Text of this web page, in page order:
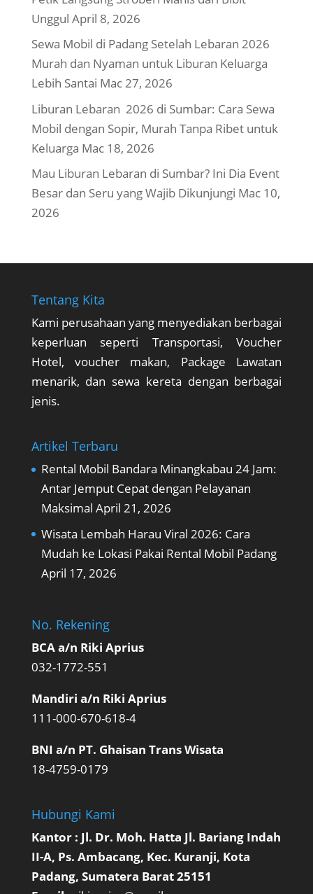
Unggul April 8, 2026
Sewa Mobil di Padang Setelah Lebaran 2026
Murah dan Nyaman untuk Liburan Keluarga
Lebih Santai Mac 27, 2026
Liburan Lebaran 2026 di Sumbar: Cara Sewa
Mobil dengan Sopir, Murah Tanpa Ribet untuk
Keluarga Mac 18, 2026
Mau Liburan Lebaran di Sumbar? Ini Dia Event
Besar dan Seru yang Wajib Dikunjungi Mac 10,
2026
Tentang Kita
Kami perusahaan yang menyediakan berbagai
keperluan seperti Transportasi, Voucher
Hotel, voucher makan, Package Lawatan
menarik, dan sewa kereta dengan berbagai
jenis.
Artikel Terbaru
Rental Mobil Bandara Minangkabau 24 Jam:
Antar Jemput Cepat dengan Pelayanan
Maksimal April 21, 2026
Wisata Lembah Harau Viral 2026: Cara
Mudah ke Lokasi Pakai Rental Mobil Padang
April 17, 2026
No. Rekening
BCA a/n Riki Aprius
032-1772-551
Mandiri a/n Riki Aprius
111-000-670-618-4
BNI a/n PT. Ghaisan Trans Wisata
18-4759-0179
Hubungi Kami
Kantor : Jl. Dr. Moh. Hatta Jl. Bariang Indah
II-A, Ps. Ambacang, Kec. Kuranji, Kota
Padang, Sumatera Barat 25151